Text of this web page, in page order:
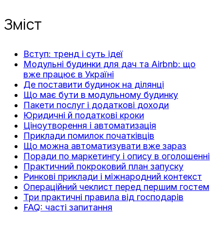
Зміст
Вступ: тренд і суть ідеї
Модульні будинки для дач та Airbnb: що
вже працює в Україні
Де поставити будинок на ділянці
Що має бути в модульному будинку
Пакети послуг і додаткові доходи
Юридичні й податкові кроки
Ціноутворення і автоматизація
Приклади помилок початківців
Що можна автоматизувати вже зараз
Поради по маркетингу і опису в оголошенні
Практичний покроковий план запуску
Ринкові приклади і міжнародний контекст
Операційний чеклист перед першим гостем
Три практичні правила від господарів
FAQ: часті запитання